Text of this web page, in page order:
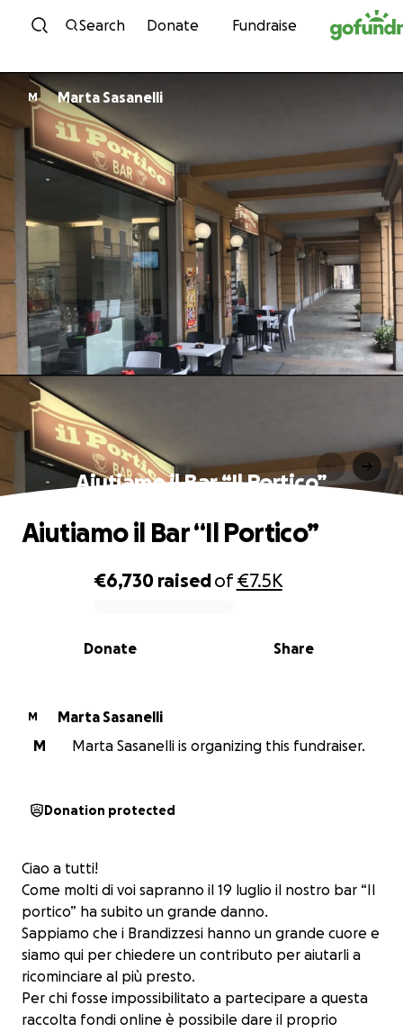
Skip to content
Search Donate Fundraise
M Marta Sasanelli
Aiutiamo il Bar “Il Portico”
0% complete
€6,730 raisedof€7.5K
Share
Donate
Aiutiamo il Bar “Il Portico”
M
Marta Sasanelli
M
Marta Sasanelli is organizing this fundraiser.
Donation protected
Ciao a tutti!
Come molti di voi sapranno il 19 luglio il nostro bar “Il
portico” ha subito un grande danno.
Sappiamo che i Brandizzesi hanno un grande cuore e
siamo qui per chiedere un contributo per aiutarli a
ricominciare al più presto.
Per chi fosse impossibilitato a partecipare a questa
raccolta fondi online è possibile dare il proprio